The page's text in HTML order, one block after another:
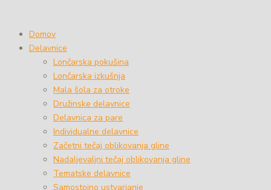
Domov
Delavnice
Lončarska pokušina
Lončarska izkušnja
Mala šola za otroke
Družinske delavnice
Delavnica za pare
Individualne delavnice
Začetni tečaj oblikovanja gline
Nadaljevaljni tečaj oblikovanja gline
Tematske delavnice
Samostojno ustvarjanje